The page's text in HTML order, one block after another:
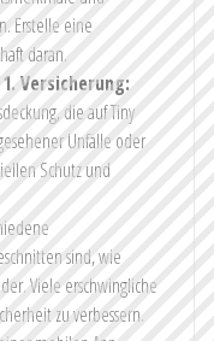
Erstelle eine
daran.
1. Versicherung:
die auf Tiny
Unfälle oder
Schutz und
sind, wie
Viele erschwingliche
zu verbessern.